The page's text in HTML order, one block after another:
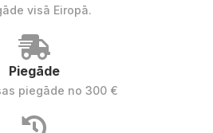
visā Eiropā.
Piegāde
piegāde no 300 €